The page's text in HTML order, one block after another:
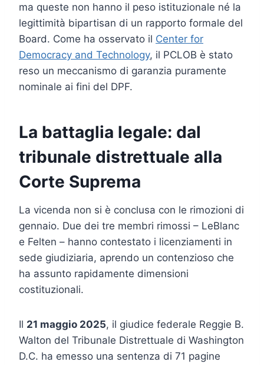
ma queste non hanno il peso istituzionale né la
legittimità bipartisan di un rapporto formale del
Board. Come ha osservato il Center for
Democracy and Technology, il PCLOB è stato
reso un meccanismo di garanzia puramente
nominale ai fini del DPF.
La battaglia legale: dal
tribunale distrettuale alla
Corte Suprema
La vicenda non si è conclusa con le rimozioni di
gennaio. Due dei tre membri rimossi – LeBlanc
e Felten – hanno contestato i licenziamenti in
sede giudiziaria, aprendo un contenzioso che
ha assunto rapidamente dimensioni
costituzionali.
Il 21 maggio 2025, il giudice federale Reggie B.
Walton del Tribunale Distrettuale di Washington
D.C. ha emesso una sentenza di 71 pagine